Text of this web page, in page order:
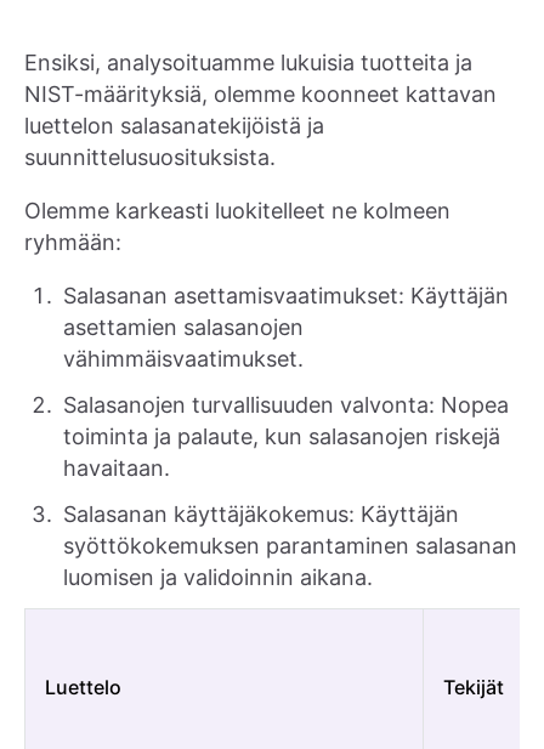
Ensiksi, analysoituamme lukuisia tuotteita ja
NIST-määrityksiä, olemme koonneet kattavan
luettelon salasanatekijöistä ja
suunnittelusuosituksista.
Olemme karkeasti luokitelleet ne kolmeen
ryhmään:
Salasanan asettamisvaatimukset: Käyttäjän
asettamien salasanojen
vähimmäisvaatimukset.
Salasanojen turvallisuuden valvonta: Nopea
toiminta ja palaute, kun salasanojen riskejä
havaitaan.
Salasanan käyttäjäkokemus: Käyttäjän
syöttökokemuksen parantaminen salasanan
luomisen ja validoinnin aikana.
Luettelo Tekijät